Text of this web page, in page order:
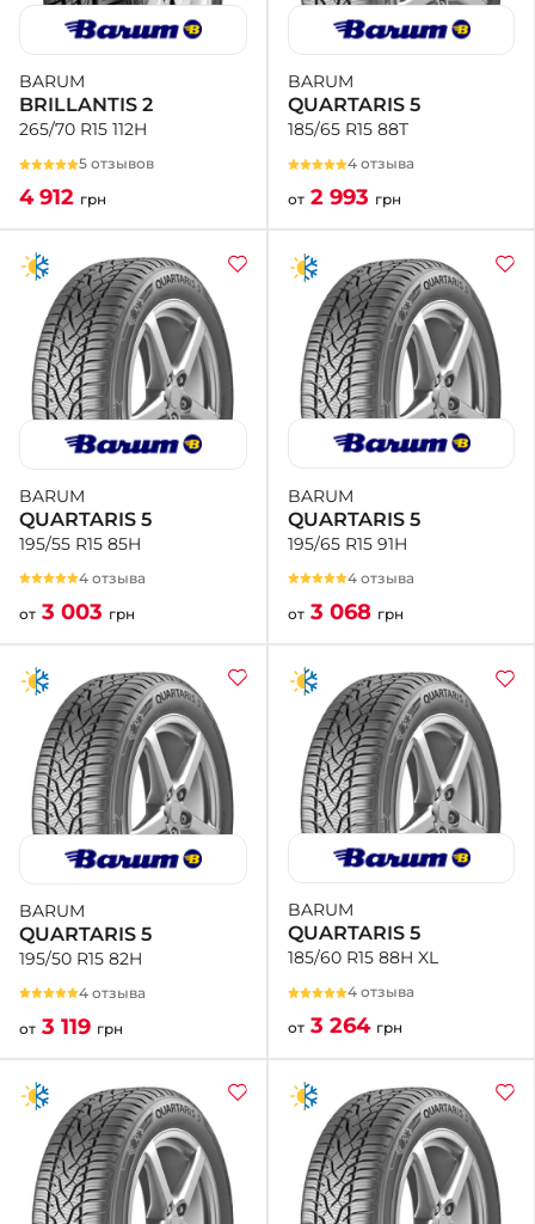
BARUM
BRILLANTIS 2
265/70 R15 112H
5 отзывов
4 912 грн
BARUM
QUARTARIS 5
185/65 R15 88T
4 отзыва
от 2 993 грн
BARUM
QUARTARIS 5
195/55 R15 85H
4 отзыва
от 3 003 грн
BARUM
QUARTARIS 5
195/65 R15 91H
4 отзыва
от 3 068 грн
BARUM
QUARTARIS 5
195/50 R15 82H
4 отзыва
от 3 119 грн
BARUM
QUARTARIS 5
185/60 R15 88H XL
4 отзыва
от 3 264 грн